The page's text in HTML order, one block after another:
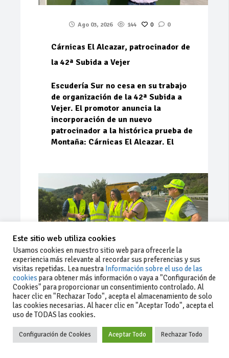
Ago 03, 2026 144 0 0
Cárnicas El Alcazar, patrocinador de
la 42ª Subida a Vejer
Escudería Sur no cesa en su trabajo
de organización de la 42ª Subida a
Vejer. El promotor anuncia la
incorporación de un nuevo
patrocinador a la histórica prueba de
Montaña: Cárnicas El Alcazar. El
Ago 03, 2026 76 0 0
La Junta implementa mejoras en la
A381 por Los Barrios
Este sitio web utiliza cookies
Usamos cookies en nuestro sitio web para ofrecerle la
experiencia más relevante al recordar sus preferencias y sus
visitas repetidas. Lea nuestra Información sobre el uso de las
cookies para obtener más información o vaya a "Configuración de
Cookies" para proporcionar un consentimiento controlado. Al
hacer clic en "Rechazar Todo", acepta el almacenamiento de solo
las cookies necesarias. Al hacer clic en "Aceptar Todo", acepta el
uso de TODAS las cookies.
Configuración de Cookies Aceptar Todo Rechazar Todo